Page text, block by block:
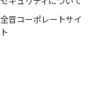
全音コーポレートサイ
ト